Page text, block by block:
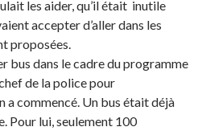
les aider, qu’il était inutile
accepter d’aller dans les
proposées.
bus dans le cadre du programme
de la police pour
a commencé. Un bus était déjà
Pour lui, seulement 100